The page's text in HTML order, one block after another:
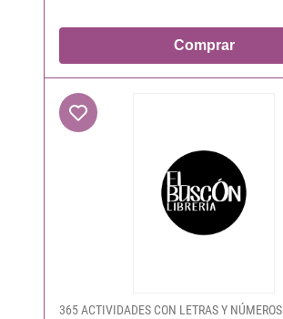
Comprar
365 ACTIVIDADES CON LETRAS Y NÚMEROS